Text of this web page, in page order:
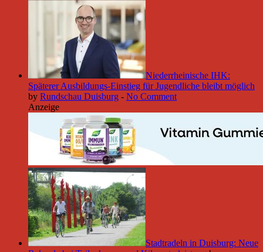
Niederrheinische IHK:
Späterer Ausbildungs-Einstieg für Jugendliche bleibt möglich
by Rundschau Duisburg - No Comment
Anzeige
Stadtradeln in Duisburg: Neue